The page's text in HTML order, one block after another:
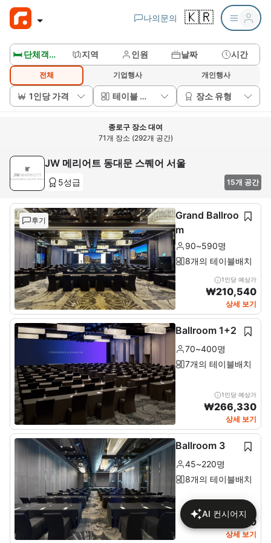
나의문의 🇰🇷
🛏️ 단체객실보기 지역 인원 날짜 시간
전체 기업행사 개인행사
1인당 가격 테이블 배치 장소 유형
종로구 장소 대여
71개 장소 (292개 공간)
JW 메리어트 동대문 스퀘어 서울
5성급 15개 공간
후기
Grand Ballroo
m
90~590명
8개의 테이블배치
1인당 예상가
₩210,540
상세 보기
Ballroom 1+2
70~400명
7개의 테이블배치
1인당 예상가
₩266,330
상세 보기
Ballroom 3
45~220명
8개의 테이블배치
1인당 예상가
₩189,370
상세 보기
AI 컨시어지